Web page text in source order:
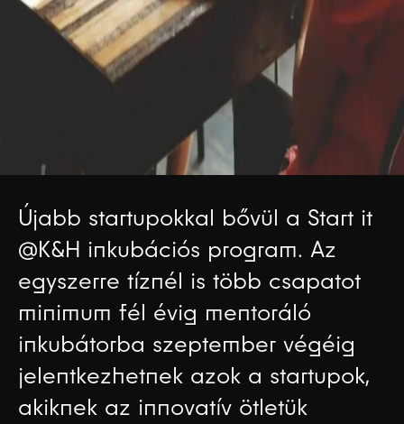
Újabb startupokkal bővül a Start it
@K&H inkubációs program. Az
egyszerre tíznél is több csapatot
minimum fél évig mentoráló
inkubátorba szeptember végéig
jelentkezhetnek azok a startupok,
akiknek az innovatív ötletük